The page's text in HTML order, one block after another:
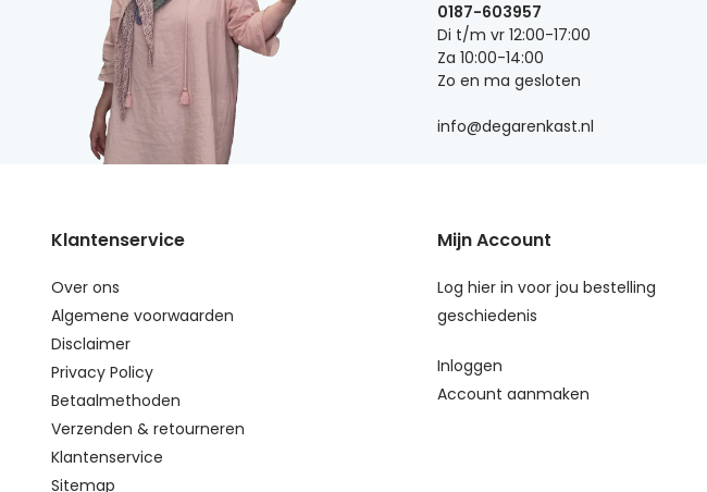
0187-603957
Di t/m vr 12:00-17:00
Za 10:00-14:00
Zo en ma gesloten
info@degarenkast.nl
Klantenservice
Over ons
Algemene voorwaarden
Disclaimer
Privacy Policy
Betaalmethoden
Verzenden & retourneren
Klantenservice
Sitemap
Mijn Account
Log hier in voor jou bestelling
geschiedenis
Inloggen
Account aanmaken